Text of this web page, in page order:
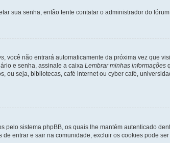
sua senha, então tente contatar o administrador do
, você não entrará automaticamente da próxima vez que
e senha, assinale a caixa Lembrar minhas informações
ou seja, bibliotecas, café internet ou cyber café,
pelo sistema phpBB, os quais lhe mantém autenticado
de entrar e sair na comunidade, excluir os cookies pode